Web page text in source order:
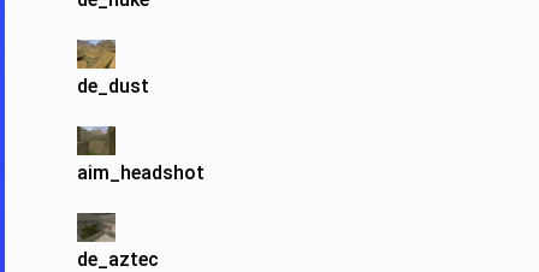
de_dust
aim_headshot
de_aztec